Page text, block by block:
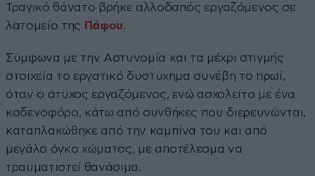
Τραγικό θάνατο βρήκε αλλοδαπός εργαζόμενος σε
λατομείο της Πάφου.
Σύμφωνα με την Αστυνομία και τα μέχρι στιγμής
στοιχεία το εργατικό δυστύχημα συνέβη το πρωί,
όταν ο άτυχος εργαζόμενος, ενώ ασχολείτο με ένα
καδενοφόρο, κάτω από συνθήκες που διερευνώνται,
καταπλακώθηκε από την καμπίνα του και από
μεγάλο όγκο χώματος, με αποτέλεσμα να
τραυματιστεί θανάσιμα.